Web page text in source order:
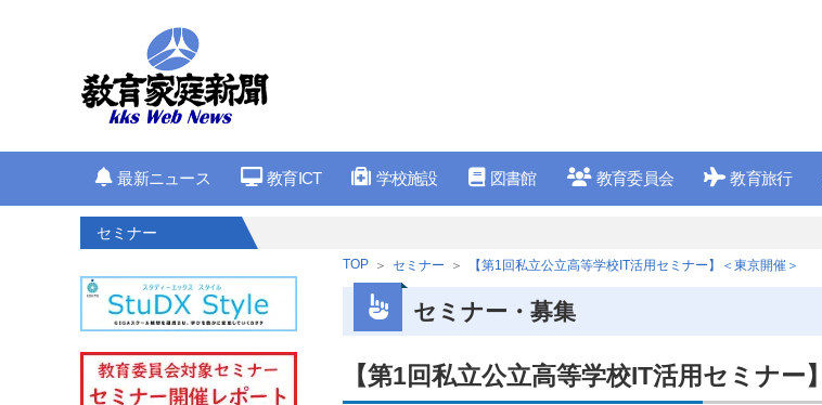
最新ニュース 教育ICT 学校施設 図書館 教育委員会 教育旅行
セミナー
TOP セミナー 【第1回私立公立高等学校IT活用セミナー】＜東京開催＞
セミナー・募集
【第1回私立公立高等学校IT活用セミナー